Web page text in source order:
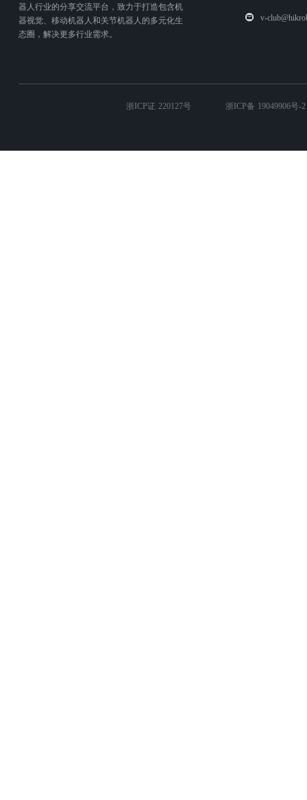
器人行业的分享交流平台，致力于打造包含机
器视觉、移动机器人和关节机器人的多元化生
态圈，解决更多行业需求。
v-
浙ICP证 220127号 浙ICP备 19049906号-2